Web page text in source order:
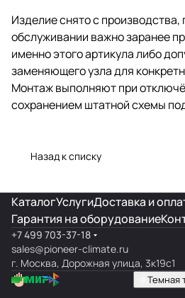
Изделие снято с производства,
обслуживании важно заранее
именно этого артикула либо
заменяющего узла для
Монтаж выполняют при
сохранением штатной схемы
Назад к списку
КаталогУслугиДоставка и
Гарантия на оборудование
+7 499 703-37-18
sales@pioneer-climate.ru
г. Москва, Дорожная улица, 3к19с1
Темная